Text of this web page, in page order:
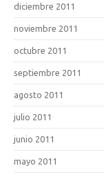
diciembre 2011
noviembre 2011
octubre 2011
septiembre 2011
agosto 2011
julio 2011
junio 2011
mayo 2011